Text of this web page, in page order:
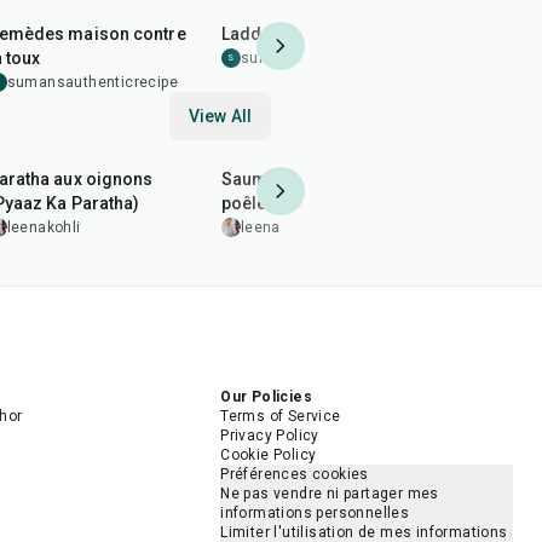
maison contre
toux
sumansauthenticrecipe
Laddoo spécial hiver
S sumansauthenticrecipe
View All
aux oignons
Ka Paratha)
leenakohli
Saumon épicé grillé à la
poêle
leenakohli
Our Policies
Terms of Service
Privacy Policy
Cookie Policy
Préférences cookies
Ne pas vendre ni partager mes
informations personnelles
Limiter l'utilisation de mes informations